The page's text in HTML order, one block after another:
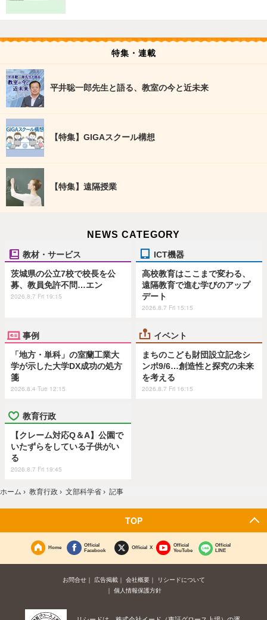
特集・連載
平井聡一郎先生と語る、教室の今と近未来
【特集】GIGAスクール構想
【特集】遠隔授業
NEWS CATEGORY
教材・サービス
茨城県の公立7校で校長を公
募、教員免許不問…エン
2026.8.7 Fri 19:15
ICT機器
高校教育はここまで変わる、
遠隔教育で進む学びのアップ
デート
2026.8.7 Fri 15:15
事例
「地方・単科」の室蘭工業大
学が示した大学DX成功の処方
箋
2026.8.4 Tue 12:15
イベント
まちのこども財団設立記念シ
ンポ9/6…創造性と探究の未来
を考える
2026.8.7 Fri 16:15
教育行政
【クレーム対応Q＆A】公園で
いたずらをしている子供がい
る
2026.8.7 Fri 19:45
ホーム › 教育行政 › 文部科学省 › 記事
TOP
Home
Official
Facebook
Official X
Official
YouTube
Official
LINE
お問合せ 広告掲載 会社概要
リシードについて
個人情報保護方針